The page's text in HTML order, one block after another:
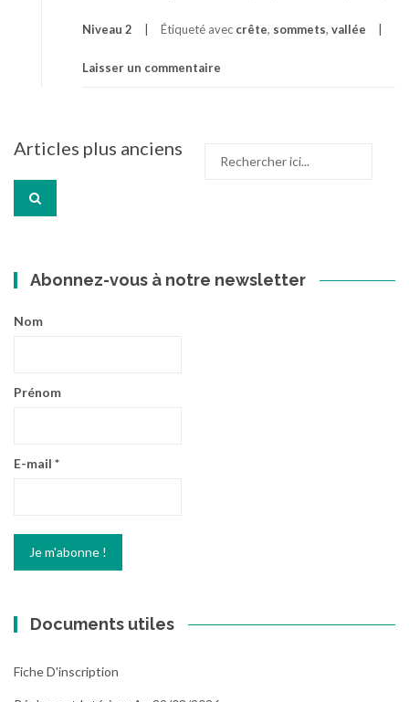
Niveau 2 Étiqueté avec crête, sommets, vallée
Laisser un commentaire
Navigation
articles
Articles plus anciens
Abonnez-vous à notre newsletter
Nom
Prénom
E-mail *
Documents utiles
Fiche D'inscription